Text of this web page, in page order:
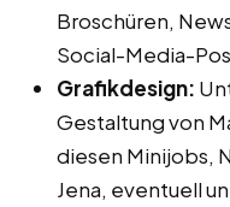
Broschüren,
Social-Media-
Grafikdesign:
Gestaltung von
diesen Minijobs,
Jena, eventuell